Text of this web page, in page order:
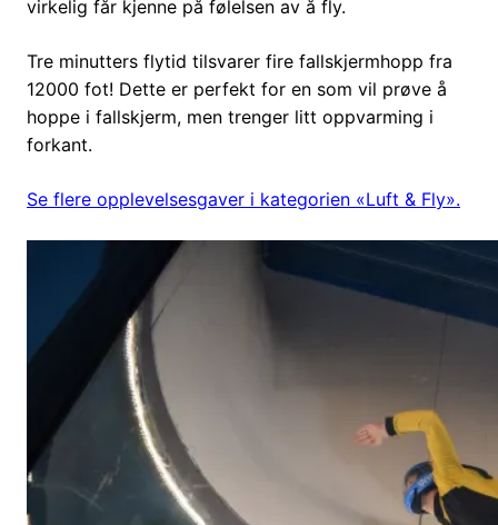
virkelig får kjenne på følelsen av å fly.
Tre minutters flytid tilsvarer fire fallskjermhopp fra
12000 fot! Dette er perfekt for en som vil prøve å
hoppe i fallskjerm, men trenger litt oppvarming i
forkant.
Se flere opplevelsesgaver i kategorien «Luft & Fly».